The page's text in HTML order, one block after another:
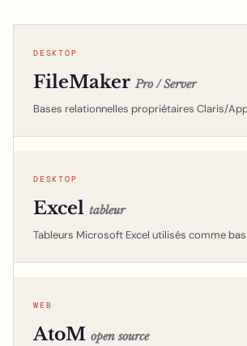
DESKTOP
FileMakerPro / Server
Bases relationnelles propriétaires Claris/
DESKTOP
Excel tableur
Tableurs Microsoft Excel utilisés comme
WEB
AtoM open source